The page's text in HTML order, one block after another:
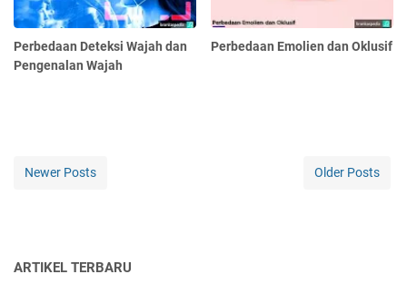
Perbedaan Deteksi Wajah dan
Pengenalan Wajah
Perbedaan Emolien dan Oklusif
Newer Posts Older Posts
ARTIKEL TERBARU